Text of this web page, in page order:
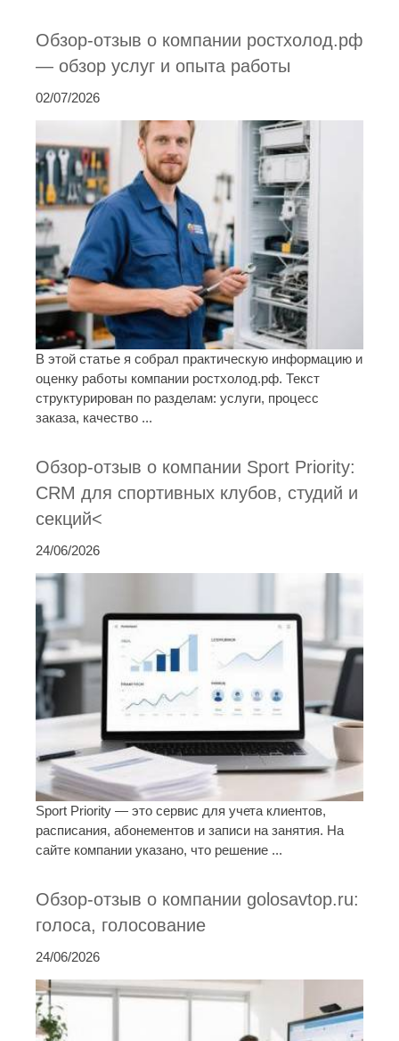
Обзор-отзыв о компании ростхолод.рф
— обзор услуг и опыта работы
02/07/2026
В этой статье я собрал практическую информацию и
оценку работы компании ростхолод.рф. Текст
структурирован по разделам: услуги, процесс
заказа, качество ...
Обзор-отзыв о компании Sport Priority:
CRM для спортивных клубов, студий и
секций<
24/06/2026
Sport Priority — это сервис для учета клиентов,
расписания, абонементов и записи на занятия. На
сайте компании указано, что решение ...
Обзор-отзыв о компании golosavtop.ru:
голоса, голосование
24/06/2026